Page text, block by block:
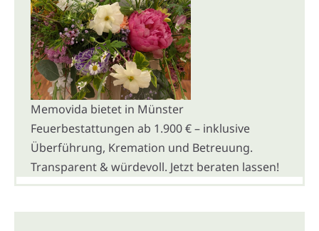
Memovida bietet in Münster
Feuerbestattungen ab 1.900 € – inklusive
Überführung, Kremation und Betreuung.
Transparent & würdevoll. Jetzt beraten lassen!